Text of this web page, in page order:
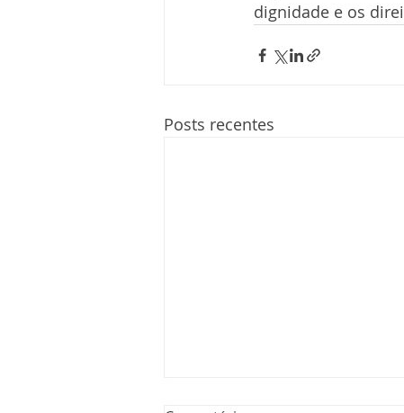
dignidade e os
Posts recentes